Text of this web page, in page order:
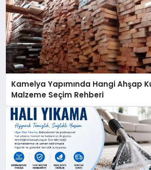
Kamelya Yapımında Hangi Ahşap
Malzeme Seçim Rehberi